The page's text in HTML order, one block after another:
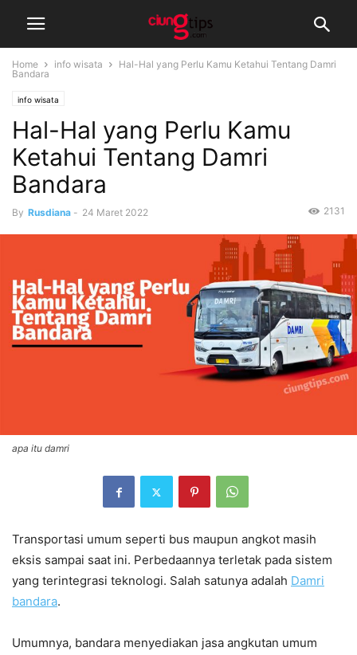
Home info wisata
Hal-Hal yang Perlu Kamu Ketahui Tentang Damri
Bandara
info wisata
Hal-Hal yang Perlu Kamu
Ketahui Tentang Damri
Bandara
By Rusdiana - 24 Maret 2022 2131
apa itu damri
Transportasi umum seperti bus maupun angkot masih
eksis sampai saat ini. Perbedaannya terletak pada sistem
yang terintegrasi teknologi. Salah satunya adalah Damri
bandara.
Umumnya, bandara menyediakan jasa angkutan umum